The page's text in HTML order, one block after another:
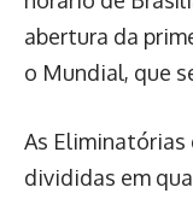
abertura da
o Mundial, que
As Eliminatórias
divididas em